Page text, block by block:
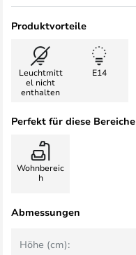
Produktvorteile
Leuchtmitt
el nicht
enthalten
E14
Perfekt für diese Bereiche
Wohnbereic
h
Abmessungen
Höhe (cm):